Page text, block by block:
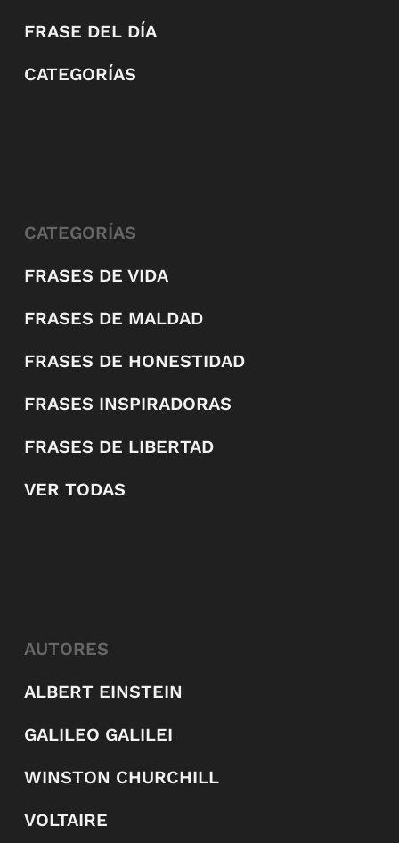
FRASE DEL DÍA
CATEGORÍAS
CATEGORÍAS
FRASES DE VIDA
FRASES DE MALDAD
FRASES DE HONESTIDAD
FRASES INSPIRADORAS
FRASES DE LIBERTAD
VER TODAS
AUTORES
ALBERT EINSTEIN
GALILEO GALILEI
WINSTON CHURCHILL
VOLTAIRE